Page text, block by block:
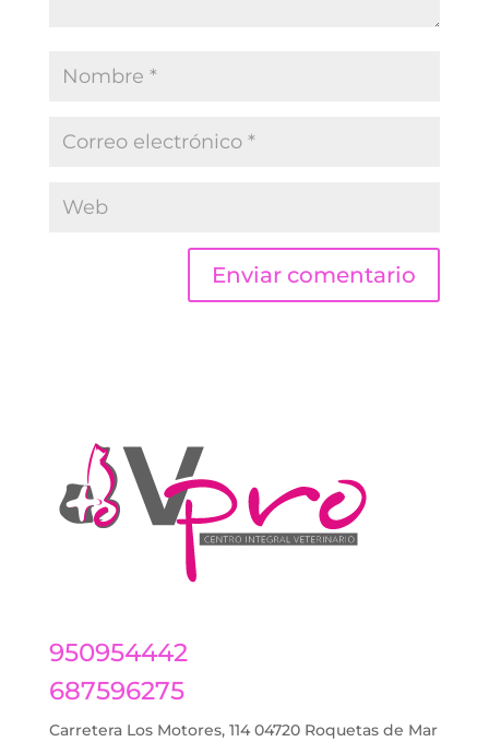
950954442
687596275
Carretera Los Motores, 114 04720 Roquetas de Mar